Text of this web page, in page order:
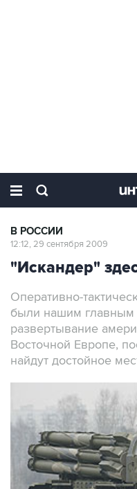
В РОССИИ
12:12, 29 сентября 2009
"Искандер"
Оперативно-
были нашим главным
развертывание
Восточной Европе,
найдут достойное